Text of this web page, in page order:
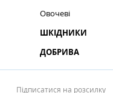
Овочеві
ШКІДНИКИ
ДОБРИВА
Підписатися на розсилку